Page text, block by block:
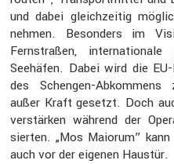
und dabei gleich­zeitig
nehmen. Beson­ders im
Fernstraßen,
Seehäfen. Dabei wird die
des Schengen-
außer Kraft gesetzt. Doch
verstärken während der
sierten. „Mos Maiorum”
auch vor der eigenen Haustür.